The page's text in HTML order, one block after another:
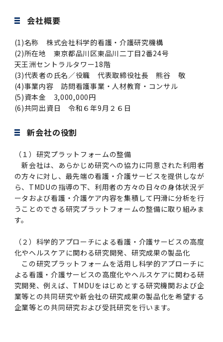
動計画
女性の活躍推進に向けた取り組み
目標とする教員の適正な年齢構成
キャンパスマスタープラン2016
国立大学法人ガバナンス・コード報告書
役員会議事概要について
企業活動と医療機関等の透明性ガイドライン
（※春入学対象）について
Call for Application to TMDU WISE
Programs (II) for the 2023 Academic Year
by Eligible Students (*Autumn admission)
令和５年度（２０２３年度）東京医科歯科大学
「卓越大学院生制度（Ⅱ）」対象学生（秋入学
令和４年度（２０２２年度）東京医科歯科大学
「研究者早期育成コース及び研究者養成コー
ス」採用決定通知書授与式を行いました。
令和３年度（２０２１年度）東京医科歯科大学
「卓越大学院生制度（Ⅰ）」採用決定通知書授
与式を行いました。
学位の申請
内定取り消しについて
進路届の提出について
その他 就職関連情報（推薦書等）
2019年 （PDF：71.7MB）
2018年 （PDF：83.3MB）
2017年 （PDF：75.1MB）
2016年 （PDF：73.0MB）
2015年 （PDF：83.3MB）
2014年 （PDF：21.4MB）
2013年 （PDF：6.4MB）
2024年度
2022年度
2021年度
2020年度
2019年度
2018年度
2017年度
2016年度
2015年度
2014年度
2013年度
2019年 （PDF：5.2MB）
2018年 （PDF：18.7MB）
2017年 （PDF：7.2MB）
2015年 （PDF：2.3MB）
Regarding education and student life after
教学IR関連公開情報
教学IR関連公開情報トップ
卒業時大学評価アンケート
科目評価（旧 科目別アンケート）
リサーチコアセンター
実験動物センター
生命倫理研究センター
疾患バイオリソースセンター
先端医歯工学創成クラスター（統合研究機構）
再生医療研究センター
再生医療研究センター（微生物安全性グルー
プ）
脳統合機能研究センター
核酸・ペプチド創薬治療研究センター
統合研究機構から他部局へ異動したセンター
統合研究機構から他部局へ異動したセンタート
ップ
低侵襲医療センター（旧：低侵襲医歯学研究セ
ンター）
ITヘルプデスク（学内専用サイト）
ITセキュリティ部門（学内専用サイト）
図書館部門
図書館部門トップ
図書館
図書館講習会
アクティブラーニング教室・情報検索室
イマキク
情報システムポータル
お茶の水医学雑誌
デジタル変革推進事務室
連絡先一覧
湯島学生支援センター
湯島学生支援センタートップ
環境報告書
会社概要
(1)名称 株式会社科学的看護・介護研究機構
(2)所在地 東京都品川区東品川二丁目2番24号
天王洲セントラルタワー18階
(3)代表者の氏名／役職 代表取締役社長 熊谷 敬
(4)事業内容 訪問看護事業・人材教育・コンサル
(5)資本金 3,000,000円
(6)共同出資日 令和６年9月２６日
新会社の役割
（１）研究プラットフォームの整備
新会社は、あらかじめ研究への協力に同意された利用者
の方々に対し、最先端の看護・介護サービスを提供しなが
ら、TMDUの指導の下、利用者の方々の日々の身体状況デ
ータおよび看護・介護ケア内容を集積して円滑に分析を行
うことのできる研究プラットフォームの整備に取り組みま
す。
（２）科学的アプローチによる看護・介護サービスの高度
化やヘルスケアに関わる研究開発、研究成果の製品化
この研究プラットフォームを活用し科学的アプローチに
よる看護・介護サービスの高度化やヘルスケアに関わる研
究開発、例えば、TMDUをはじめとする研究機関および企
業等との共同研究や新会社の研究成果の製品化を希望する
企業等との共同研究および受託研究を行います。